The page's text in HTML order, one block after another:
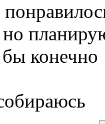
но
конечно